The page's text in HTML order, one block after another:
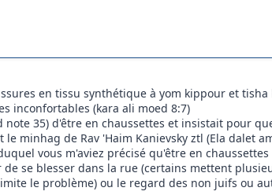
en tissu synthétique à yom kippour et
inconfortables (kara ali moed 8:7)
35) d'être en chaussettes et insistait pour
minhag de Rav 'Haim Kanievsky ztl (Ela dalet
vous m'aviez précisé qu'être en
se blesser dans la rue (certains mettent
le problème) ou le regard des non juifs ou